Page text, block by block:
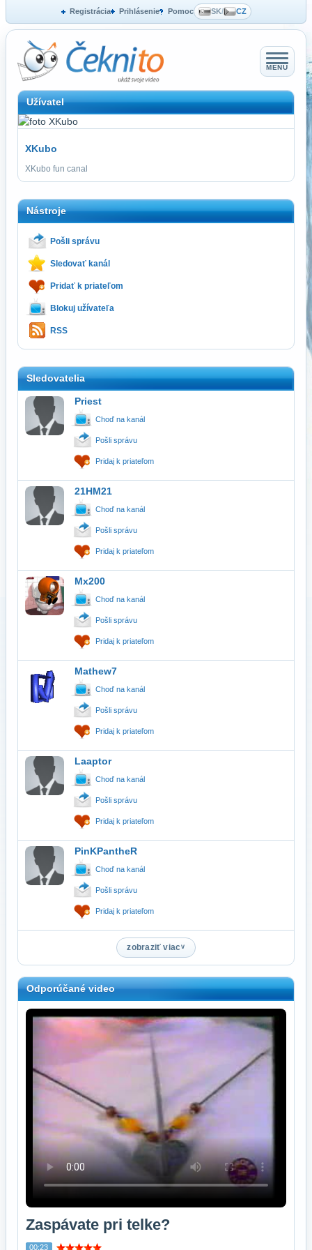
Registrácia Prihlásenie Pomoc SK/ CZ
MENU
Užívatel
XKubo
XKubo fun canal
Nástroje
Pošli správu
Sledovať kanál
Pridať k priateľom
Blokuj užívateľa
RSS
Sledovatelia
Priest
Choď na kanál
Pošli správu
Pridaj k priateľom
21HM21
Choď na kanál
Pošli správu
Pridaj k priateľom
Mx200
Choď na kanál
Pošli správu
Pridaj k priateľom
Mathew7
Choď na kanál
Pošli správu
Pridaj k priateľom
Laaptor
Choď na kanál
Pošli správu
Pridaj k priateľom
PinKPantheR
Choď na kanál
Pošli správu
Pridaj k priateľom
zobraziť viac
Odporúčané video
Zaspávate pri telke?
00:23